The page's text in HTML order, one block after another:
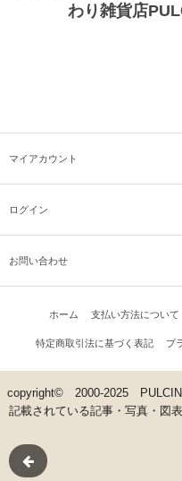
わり雑貨店
マイアカウント
ログイン
お問い合わせ
ホーム 支払い方法について
特定商取引法に基づく表記 プ
copyright© 2000-2025
記載されている記事・写真・図